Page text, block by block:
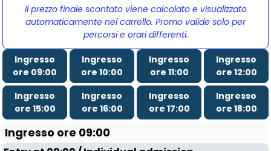
Il prezzo finale scontato viene calcolato e visualizzato
automaticamente nel carrello. Promo valide solo per
percorsi e orari differenti.
Ingresso
ore 09:00
Ingresso
ore 10:00
Ingresso
ore 11:00
Ingresso
ore 12:00
Ingresso
ore 15:00
Ingresso
ore 16:00
Ingresso
ore 17:00
Ingresso
ore 18:00
Ingresso ore 09:00